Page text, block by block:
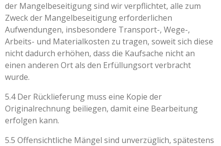
der Mangelbeseitigung sind wir verpflichtet, alle zum
Zweck der Mangelbeseitigung erforderlichen
Aufwendungen, insbesondere Transport-, Wege-,
Arbeits- und Materialkosten zu tragen, soweit sich diese
nicht dadurch erhöhen, dass die Kaufsache nicht an
einen anderen Ort als den Erfüllungsort verbracht
wurde.
5.4 Der Rücklieferung muss eine Kopie der
Originalrechnung beiliegen, damit eine Bearbeitung
erfolgen kann.
5.5 Offensichtliche Mängel sind unverzüglich, spätestens